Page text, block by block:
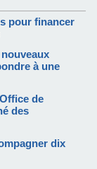
pour financer
à une
de
des
dix